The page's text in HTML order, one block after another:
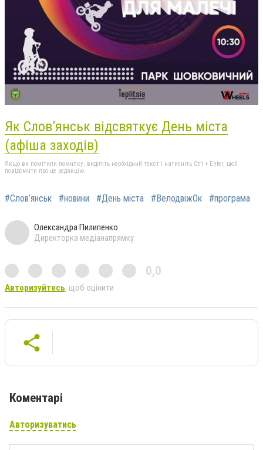
Як Слов’янськ відсвяткує День міста
(афіша заходів)
Якщо ви помітили помилку, виділіть необхідний текст і натисніть Ctrl + Enter, щоб
повідомити про це редакцію
#Слов’янськ #новини #День міста #ВелодвіжОк #програма
Олександра Пилипенко
Директорка медіанапрямку
0,0
Авторизуйтесь, щоб оцінити
Коментарі
Авторизуватись